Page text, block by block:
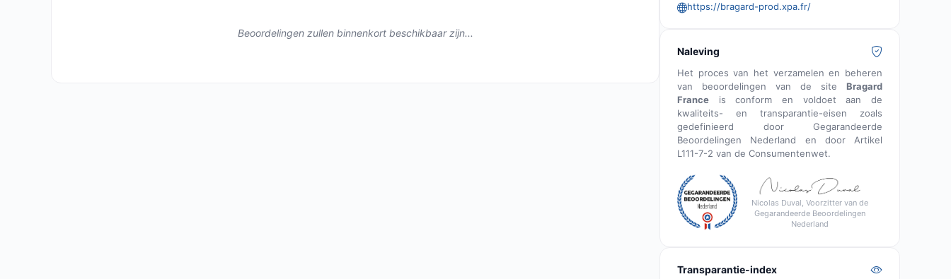
Beoordelingen zullen binnenkort beschikbaar zijn...
https://bragard-prod.xpa.fr/
Naleving
Het proces van het verzamelen en beheren
van beoordelingen van de site Bragard
France is conform en voldoet aan de
kwaliteits- en transparantie-eisen zoals
gedefinieerd door Gegarandeerde
Beoordelingen Nederland en door Artikel
L111-7-2 van de Consumentenwet.
Nicolas Duval, Voorzitter van de
Gegarandeerde Beoordelingen
Nederland
Transparantie-index